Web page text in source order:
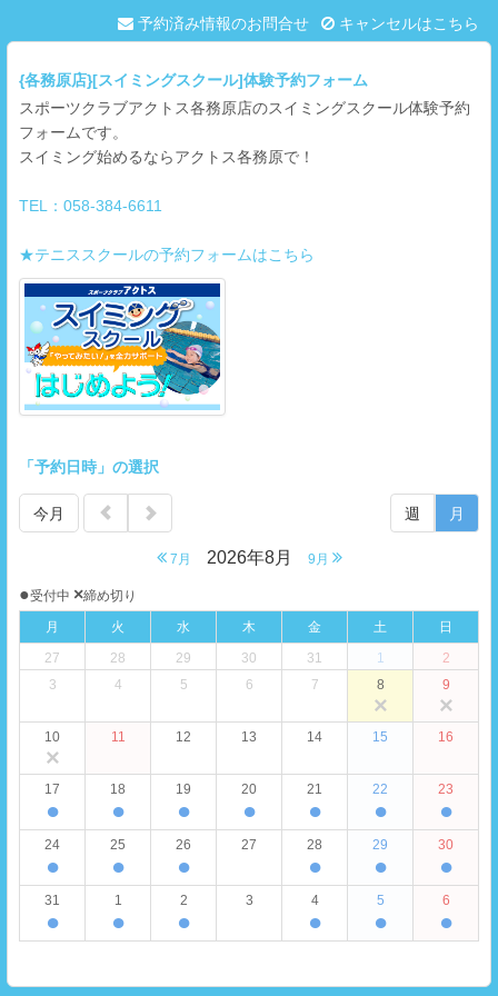
予約済み情報のお問合せ キャンセルはこちら
{各務原店}[スイミングスクール]体験予約フォーム
スポーツクラブアクトス各務原店のスイミングスクール体験予約
フォームです。
スイミング始めるならアクトス各務原で！
TEL：058-384-6611
★テニススクールの予約フォームはこちら
「予約日時」の選択
今月
7月 2026年8月 9月
週 月
●受付中 ×締め切り
月
火 水 木 金 土
日
27
28 29 30 31 1
2
3
4 5 6 7 8
×
9
×
10
×
11 12 13 14 15 16
17
●
18
●
19
●
20
●
21
●
22
●
23
●
24
●
25
●
26
●
27 28
●
29
●
30
●
31
●
1
●
2
●
3 4
●
5
●
6
●